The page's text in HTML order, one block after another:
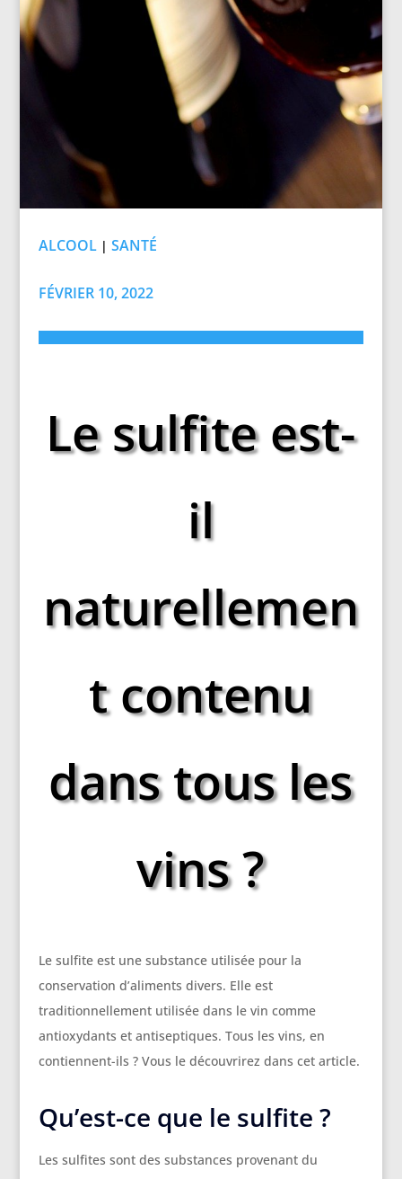
ALCOOL| SANTÉ
FÉVRIER 10, 2022
Le sulfite est-
il
naturellemen
t contenu
dans tous les
vins ?
Le sulfite est une substance utilisée pour la
conservation d’aliments divers. Elle est
traditionnellement utilisée dans le vin comme
antioxydants et antiseptiques. Tous les vins, en
contiennent-ils ? Vous le découvrirez dans cet article.
Qu’est-ce que le sulfite ?
Les sulfites sont des substances provenant du